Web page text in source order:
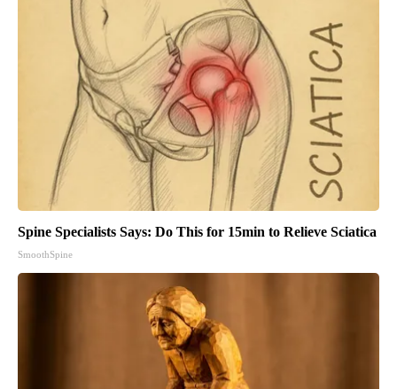
Spine Specialists Says: Do This for 15min to Relieve Sciatica
SmoothSpine